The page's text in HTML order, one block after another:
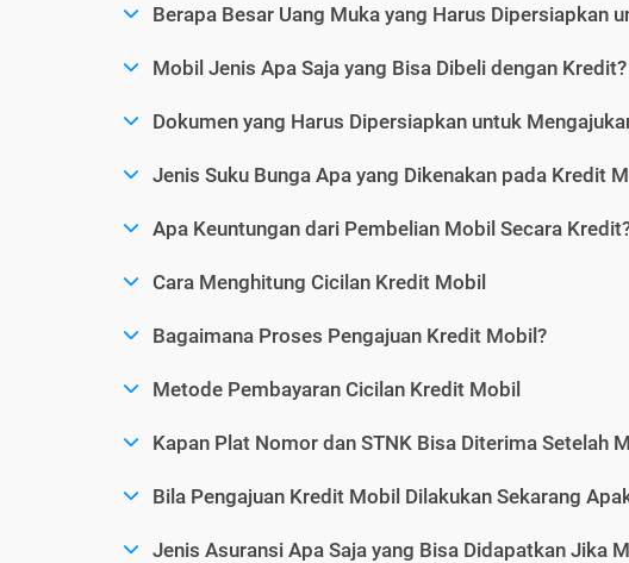
Berapa Besar Uang Muka yang Harus Dipersiapkan
Mobil Jenis Apa Saja yang Bisa Dibeli dengan Kredit?
Dokumen yang Harus Dipersiapkan untuk
Jenis Suku Bunga Apa yang Dikenakan pada Kredit
Apa Keuntungan dari Pembelian Mobil Secara
Cara Menghitung Cicilan Kredit Mobil
Bagaimana Proses Pengajuan Kredit Mobil?
Metode Pembayaran Cicilan Kredit Mobil
Kapan Plat Nomor dan STNK Bisa Diterima Setelah
Bila Pengajuan Kredit Mobil Dilakukan Sekarang
Jenis Asuransi Apa Saja yang Bisa Didapatkan Jika